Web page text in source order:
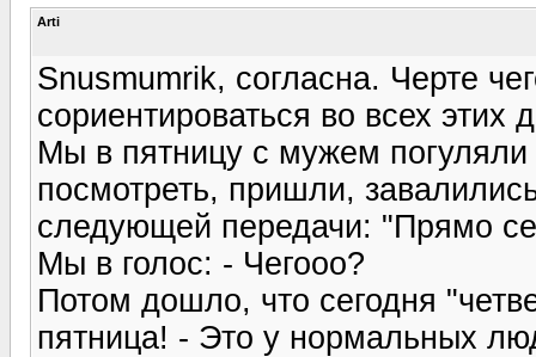
Arti
Snusmumrik, согласна. Черте
сориентироваться во всех этих
Мы в пятницу с мужем погуляли
посмотреть, пришли,
следующей передачи: "Прямо
Мы в голос: - Чегооо?
Потом дошло, что сегодня
пятница! - Это у нормальных